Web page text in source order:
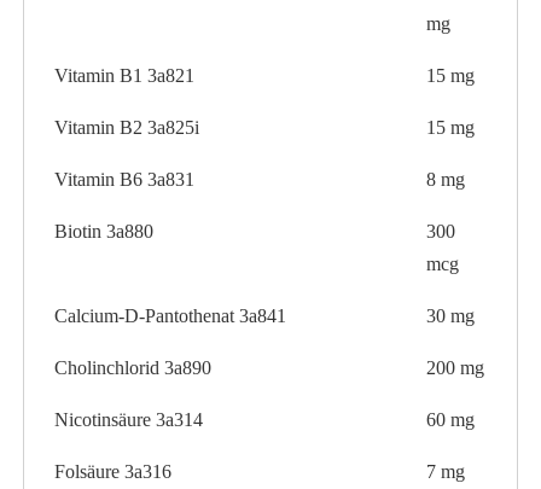
mg
Vitamin B1 3a821 15 mg
Vitamin B2 3a825i 15 mg
Vitamin B6 3a831 8 mg
Biotin 3a880
300
mcg
Calcium-D-Pantothenat 3a841 30 mg
Cholinchlorid 3a890 200 mg
Nicotinsäure 3a314 60 mg
Folsäure 3a316 7 mg